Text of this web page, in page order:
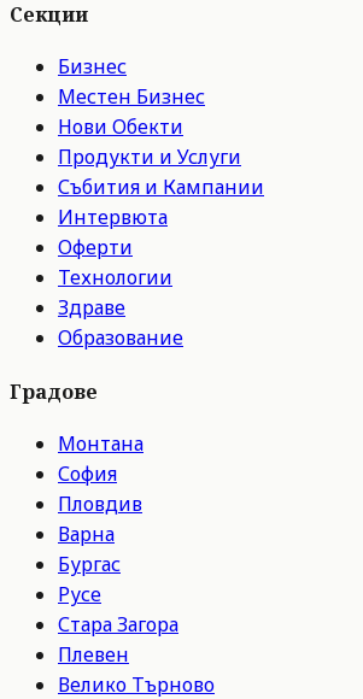
Секции
Бизнес
Местен Бизнес
Нови Обекти
Продукти и Услуги
Събития и Кампании
Интервюта
Оферти
Технологии
Здраве
Образование
Градове
Монтана
София
Пловдив
Варна
Бургас
Русе
Стара Загора
Плевен
Велико Търново